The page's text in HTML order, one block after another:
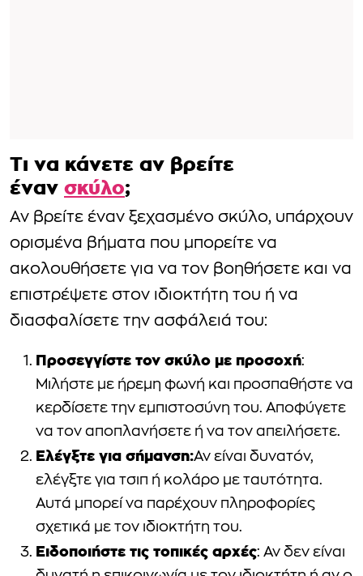
Τι να κάνετε αν βρείτε
έναν σκύλο;
Αν βρείτε έναν ξεχασμένο σκύλο, υπάρχουν
ορισμένα βήματα που μπορείτε να
ακολουθήσετε για να τον βοηθήσετε και να
επιστρέψετε στον ιδιοκτήτη του ή να
διασφαλίσετε την ασφάλειά του:
Προσεγγίστε τον σκύλο με προσοχή:
Μιλήστε με ήρεμη φωνή και προσπαθήστε να
κερδίσετε την εμπιστοσύνη του. Αποφύγετε
να τον αποπλανήσετε ή να τον απειλήσετε.
Ελέγξτε για σήμανση:Αν είναι δυνατόν,
ελέγξτε για τσιπ ή κολάρο με ταυτότητα.
Αυτά μπορεί να παρέχουν πληροφορίες
σχετικά με τον ιδιοκτήτη του.
Ειδοποιήστε τις τοπικές αρχές: Αν δεν είναι